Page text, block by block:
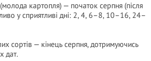
картопля) — початок серпня (після
у сприятливі дні: 2, 4, 6–8, 10–16, 24–
сортів — кінець серпня, дотримуючись
дат.